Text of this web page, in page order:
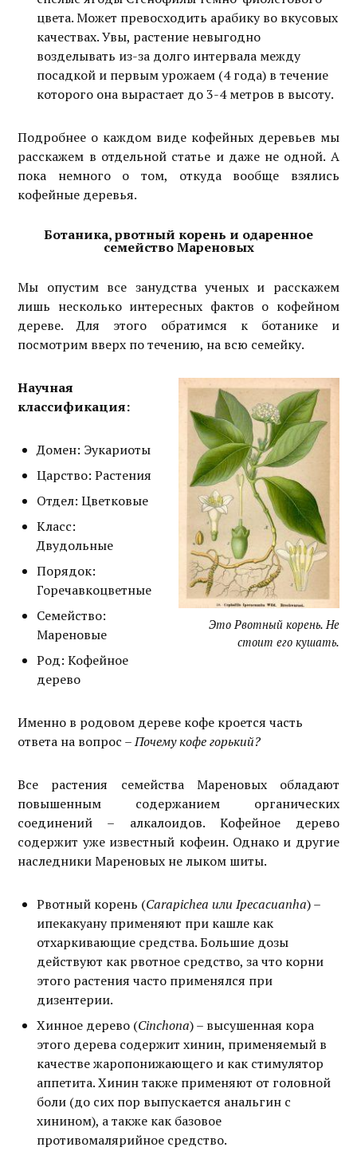
цвета. Может превосходить арабику во вкусовых
качествах. Увы, растение невыгодно
возделывать из-за долго интервала между
посадкой и первым урожаем (4 года) в течение
которого она вырастает до 3-4 метров в высоту.
Подробнее о каждом виде кофейных деревьев мы
расскажем в отдельной статье и даже не одной. А
пока немного о том, откуда вообще взялись
кофейные деревья.
Ботаника, рвотный корень и одаренное
семейство Мареновых
Мы опустим все занудства ученых и расскажем
лишь несколько интересных фактов о кофейном
дереве. Для этого обратимся к ботанике и
посмотрим вверх по течению, на всю семейку.
Это Рвотный корень. Не
стоит его кушать.
Научная
классификация:
Домен: Эукариоты
Царство: Растения
Отдел: Цветковые
Класс:
Двудольные
Порядок:
Горечавкоцветные
Семейство:
Мареновые
Род: Кофейное
дерево
Именно в родовом дереве кофе кроется часть
ответа на вопрос –Почему кофе горький?
Все растения семейства Мареновых обладают
повышенным содержанием органических
соединений – алкалоидов. Кофейное дерево
содержит уже известный кофеин. Однако и другие
наследники Мареновых не лыком шиты.
Рвотный корень (Carapichea или Ipecacuanha) –
ипекакуану применяют при кашле как
отхаркивающие средства. Большие дозы
действуют как рвотное средство, за что корни
этого растения часто применялся при
дизентерии.
Хинное дерево (Cinchona) – высушенная кора
этого дерева содержит хинин, применяемый в
качестве жаропонижающего и как стимулятор
аппетита. Хинин также применяют от головной
боли (до сих пор выпускается анальгин с
хинином), а также как базовое
противомалярийное средство.